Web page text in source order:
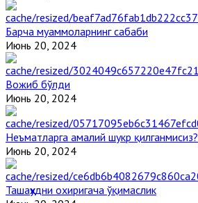
Барча муаммоларнинг сабаби
Июнь 20, 2024
Вожиб бўлди
Июнь 20, 2024
Неъматларга амалий шукр қилганмисиз?
Июнь 20, 2024
Ташаҳҳудни охиригача ўқимаслик